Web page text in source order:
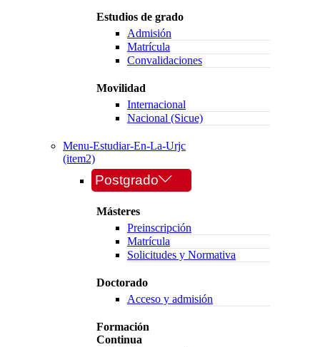
Estudios de grado
Admisión
Matrícula
Convalidaciones
Movilidad
Internacional
Nacional (Sicue)
Menu-Estudiar-En-La-Urjc
(item2)
Postgrado
Másteres
Preinscripción
Matrícula
Solicitudes y Normativa
Doctorado
Acceso y admisión
Formación
Continua